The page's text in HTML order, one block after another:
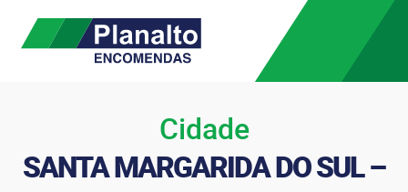
Cidade
SANTA MARGARIDA DO SUL –